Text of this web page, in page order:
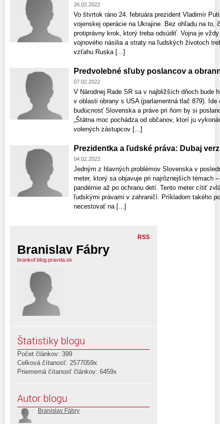
26.02.2022
Vo štvrtok ráno 24. februára prezident Vladimír
vojenskej operácie na Ukrajine. Bez ohľadu na to,
protiprávny krok, ktorý treba odsúdiť. Vojna je
vojnového násilia a straty na ľudských životoch
vzťahu Ruska [...]
Predvolebné sľuby poslancov a
07.02.2022
V Národnej Rade SR sa v najbližších dňoch bude
v oblasti obrany s USA (parlamentná tlač 879).
budúcnosť Slovenska a práve pri ňom by si
„Štátna moc pochádza od občanov, ktorí ju
volených zástupcov [...]
Prezidentka a ľudské práva: Dubaj
04.02.2022
Jedným z hlavných problémov Slovenska v
meter, ktorý sa objavuje pri najrôznejších témach
pandémie až po ochranu detí. Tento meter cítiť
ľudskými právami v zahraničí. Príkladom takého
necestovať na [...]
RSS
Branislav Fábry
brankof.blog.pravda.sk
Štatistiky blogu
Počet článkov: 399
Celková čítanosť: 2577059x
Priemerná čítanosť článkov: 6459x
Autor blogu
Branislav Fábry